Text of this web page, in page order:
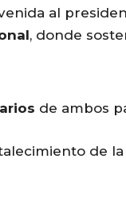
al
, donde
de ambos
de